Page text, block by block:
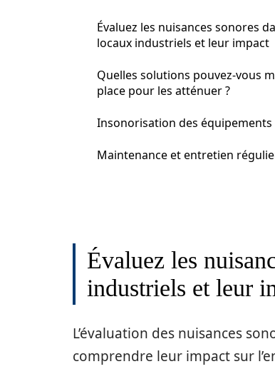
Évaluez les nuisances sonores
locaux industriels et leur impact
Quelles solutions pouvez-vous
place pour les atténuer ?
Insonorisation des équipements
Maintenance et entretien
Évaluez les
industriels et leur
L’évaluation des nuisances
comprendre leur impact sur